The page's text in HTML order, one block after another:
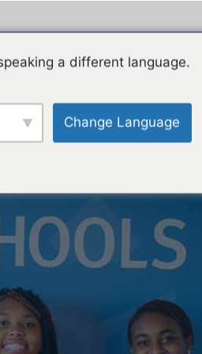
a different language.
Change Language